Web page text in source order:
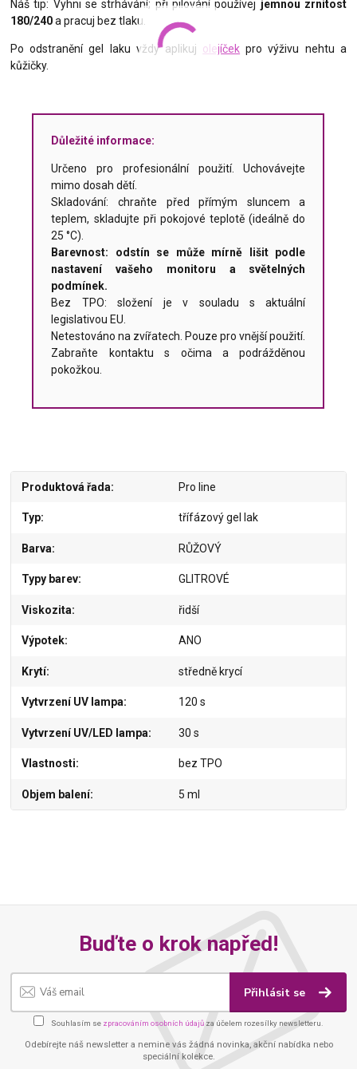
Náš tip: Vyhni se strhávání; při pilování používej jemnou zrnitost
180/240a pracuj bez tlaku.
Po odstranění gel laku vždy aplikuj olejíček pro výživu nehtu a
kůžičky.
Důležité informace:
Určeno pro profesionální použití. Uchovávejte
mimo dosah dětí.
Skladování: chraňte před přímým sluncem a
teplem, skladujte při pokojové teplotě (ideálně do
25 °C).
Barevnost: odstín se může mírně lišit podle
nastavení vašeho monitoru a světelných
podmínek.
Bez TPO: složení je v souladu s aktuální
legislativou EU.
Netestováno na zvířatech. Pouze pro vnější použití.
Zabraňte kontaktu s očima a podrážděnou
pokožkou.
Produktová řada Pro line
Typ třífázový gel lak
Barva RŮŽOVÝ
Typy barev GLITROVÉ
Viskozita řidší
Výpotek ANO
Krytí středně krycí
Vytvrzení UV lampa 120 s
Vytvrzení UV/LED lampa 30 s
Vlastnosti bez TPO
Objem balení 5 ml
Buďte o krok napřed!
Přihlásit se
Souhlasím se zpracováním osobních údajů za účelem rozesílky newsletteru.
Odebírejte náš newsletter a nemine vás žádná novinka, akční nabídka nebo
speciální kolekce.